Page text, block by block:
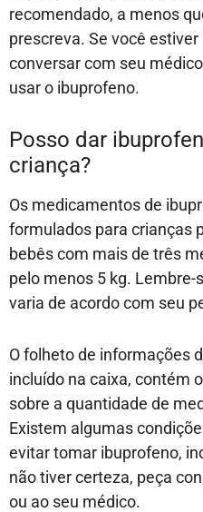
recomendado, a menos
prescreva. Se você
conversar com seu
usar o ibuprofeno.
Posso dar
criança?
Os medicamentos de
formulados para crianças
bebês com mais de três
pelo menos 5 kg. Lembre-
varia de acordo com seu
O folheto de informações
incluído na caixa, contém
sobre a quantidade de
Existem algumas
evitar tomar ibuprofeno,
não tiver certeza, peça
ou ao seu médico.